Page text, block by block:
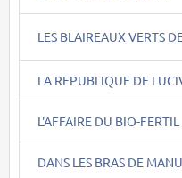
LES BLAIREAUX VERTS
LA REPUBLIQUE DE
L'AFFAIRE DU BIO-FERTIL
DANS LES BRAS DE MANU